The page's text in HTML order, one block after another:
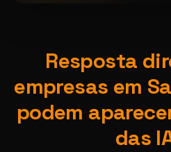
Resposta
empresas em
podem
das